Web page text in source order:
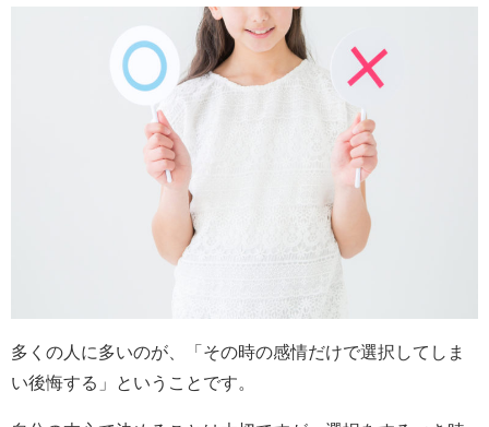
多くの人に多いのが、「その時の感情だけで選択してしま
い後悔する」ということです。